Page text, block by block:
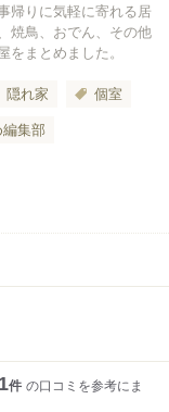
帰りに気軽に寄れる居
焼鳥、おでん、その他
まとめました。
隠れ家 個室
編集部
件 の口コミを参考にま